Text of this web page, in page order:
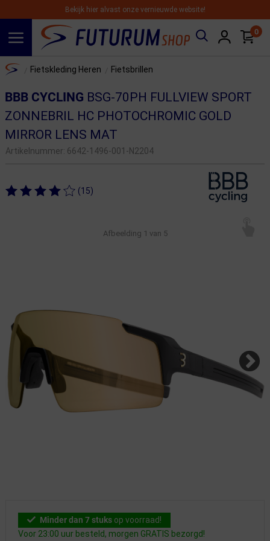
Bekijk hier alvast onze vernieuwde website!
0
Home Fietskleding Heren Fietsbrillen
BBB CYCLING BSG-70PH FULLVIEW SPORT
ZONNEBRIL HC PHOTOCHROMIC GOLD
MIRROR LENS MAT
Artikelnummer: 6642-1496-001-N2204
(15)
Afbeelding 1 van 5
Minder dan 7 stuks op voorraad!
Voor 23:00 uur besteld, morgen GRATIS bezorgd!